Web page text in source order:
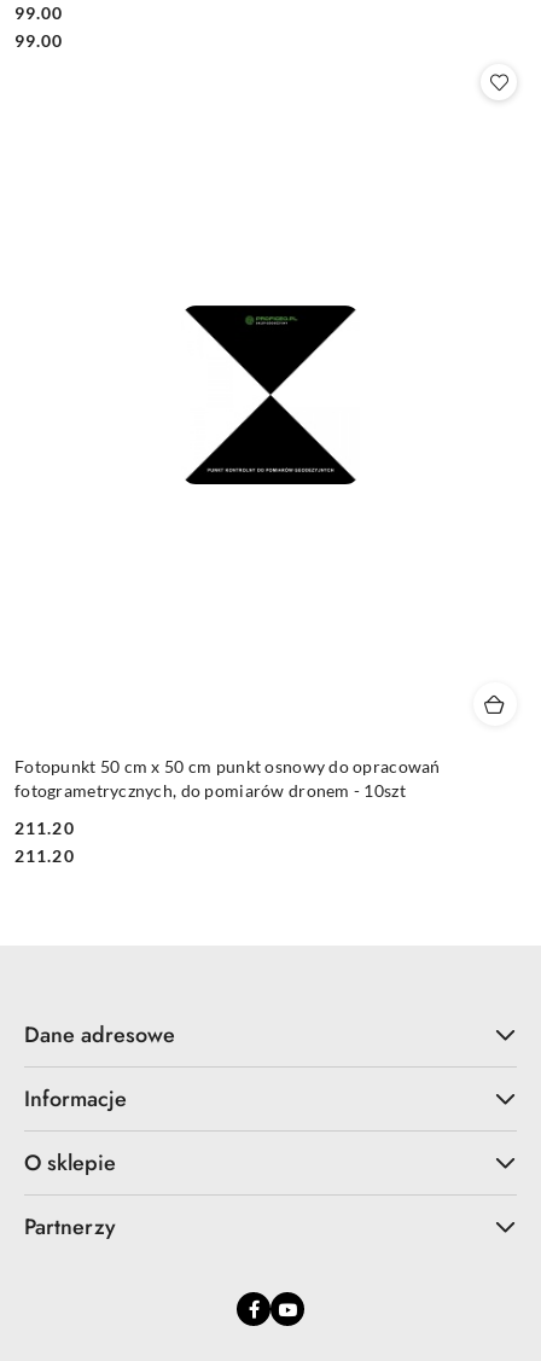
Cena:
99.00
Cena:
99.00
Fotopunkt 50 cm x 50 cm punkt osnowy do opracowań
fotogrametrycznych, do pomiarów dronem - 10szt
Cena:
211.20
Cena:
211.20
Dane adresowe
Informacje
O sklepie
Partnerzy